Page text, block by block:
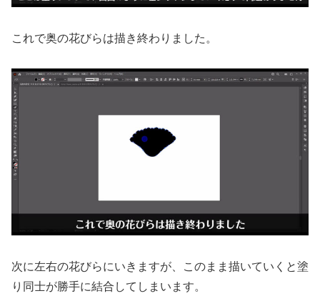
これで奥の花びらは描き終わりました。
次に左右の花びらにいきますが、このまま描いていくと塗
り同士が勝手に結合してしまいます。